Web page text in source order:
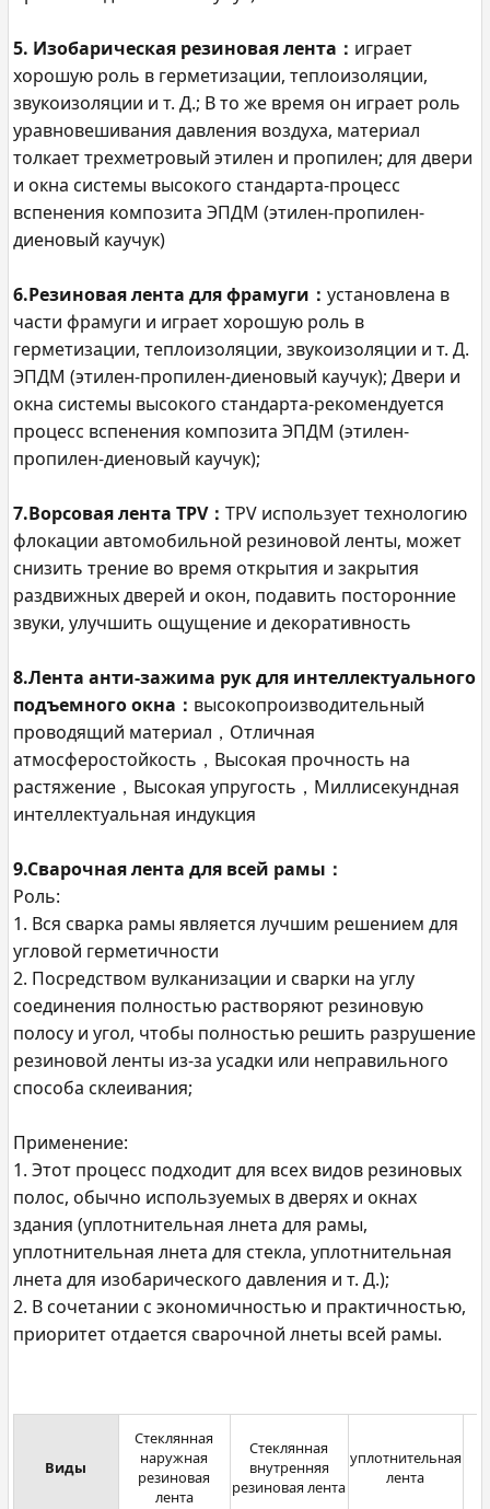
5. Изобарическая резиновая лента： играет
хорошую роль в герметизации, теплоизоляции,
звукоизоляции и т. Д.; В то же время он играет роль
уравновешивания давления воздуха, материал
толкает трехметровый этилен и пропилен; для двери
и окна системы высокого стандарта-процесс
вспенения композита ЭПДМ (этилен-пропилен-
диеновый каучук)
6.Резиновая лента для фрамуги： установлена в
части фрамуги и играет хорошую роль в
герметизации, теплоизоляции, звукоизоляции и т. Д.
ЭПДМ (этилен-пропилен-диеновый каучук); Двери и
окна системы высокого стандарта-рекомендуется
процесс вспенения композита ЭПДМ (этилен-
пропилен-диеновый каучук);
7.Ворсовая лента TPV： TPV использует технологию
флокации автомобильной резиновой ленты, может
снизить трение во время открытия и закрытия
раздвижных дверей и окон, подавить посторонние
звуки, улучшить ощущение и декоративность
8.Лента анти-зажима рук для интеллектуального
подъемного окна： высокопроизводительный
проводящий материал，Отличная
атмосферостойкость，Высокая прочность на
растяжение，Высокая упругость，Миллисекундная
интеллектуальная индукция
9.Сварочная лента для всей рамы：
Роль:
1. Вся сварка рамы является лучшим решением для
угловой герметичности
2. Посредством вулканизации и сварки на углу
соединения полностью растворяют резиновую
полосу и угол, чтобы полностью решить разрушение
резиновой ленты из-за усадки или неправильного
способа склеивания;
Применение:
1. Этот процесс подходит для всех видов резиновых
полос, обычно используемых в дверях и окнах
здания (уплотнительная лнета для рамы,
уплотнительная лнета для стекла, уплотнительная
лнета для изобарического давления и т. Д.);
2. В сочетании с экономичностью и практичностью,
приоритет отдается сварочной лнеты всей рамы.
Виды
Стеклянная
наружная
резиновая
лента
Стеклянная
внутренняя
резиновая лента
уплотнительная
лента